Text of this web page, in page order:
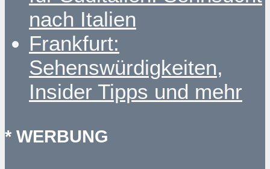
nach Italien
Frankfurt:
Sehenswürdigkeiten,
Insider Tipps und mehr
* WERBUNG